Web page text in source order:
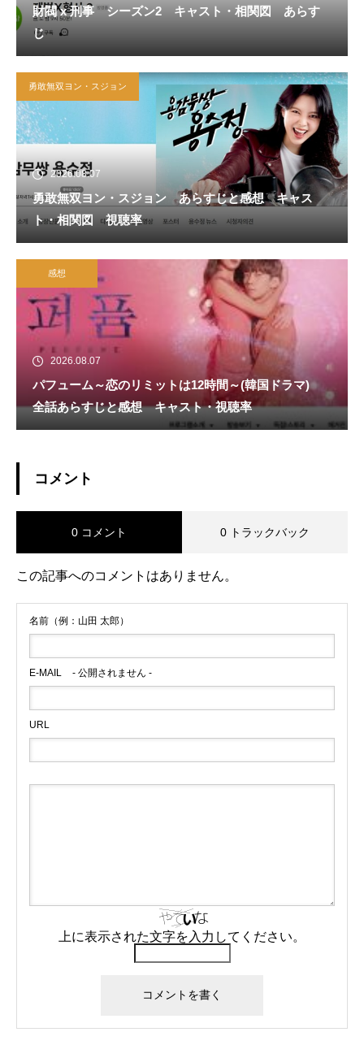
財閥 x 刑事 シーズン2 キャスト・相関図 あらす
じ
勇敢無双ヨン・スジョン
2026.08.07
勇敢無双ヨン・スジョン あらすじと感想 キャス
ト・相関図 視聴率
感想
2026.08.07
パフューム～恋のリミットは12時間～(韓国ドラマ)
全話あらすじと感想 キャスト・視聴率
コメント
0 コメント 0 トラックバック
この記事へのコメントはありません。
名前（例：山田 太郎）
E-MAIL - 公開されません -
URL
上に表示された文字を入力してください。